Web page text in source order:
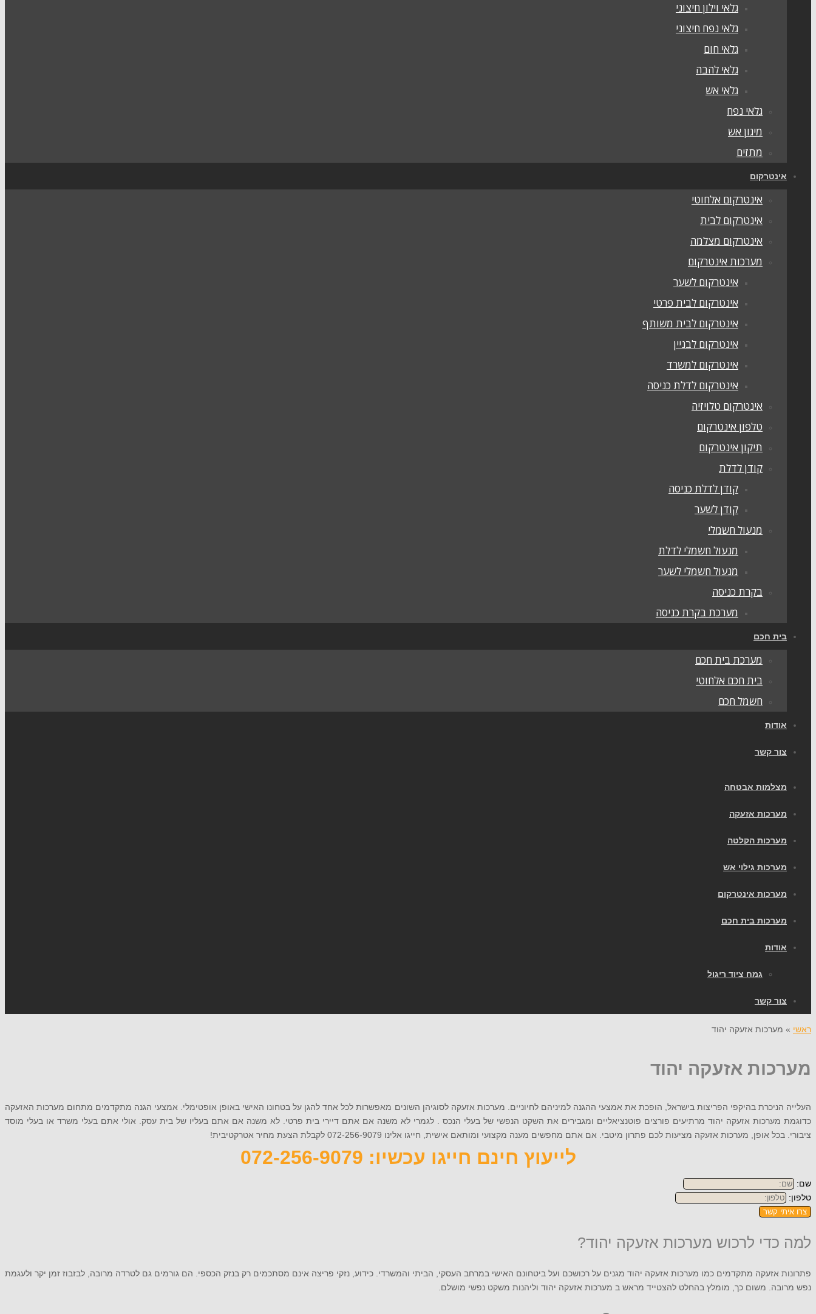
גלאי וילון חיצוני
גלאי נפח חיצוני
גלאי חום
גלאי להבה
גלאי אש
גלאי נפח
מיגון אש
מתזים
אינטרקום
אינטרקום אלחוטי
אינטרקום לבית
אינטרקום מצלמה
מערכות אינטרקום
אינטרקום לשער
אינטרקום לבית פרטי
אינטרקום לבית משותף
אינטרקום לבניין
אינטרקום למשרד
אינטרקום לדלת כניסה
אינטרקום טלויזיה
טלפון אינטרקום
תיקון אינטרקום
קודן לדלת
קודן לדלת כניסה
קודן לשער
מנעול חשמלי
מנעול חשמלי לדלת
מנעול חשמלי לשער
בקרת כניסה
מערכת בקרת כניסה
בית חכם
מערכת בית חכם
בית חכם אלחוטי
חשמל חכם
אודות
צור קשר
מצלמות אבטחה
מערכות אזעקה
מערכות הקלטה
מערכות גילוי אש
מערכות אינטרקום
מערכות בית חכם
אודות
גמח ציוד ריגול
צור קשר
ראשי » מערכות אזעקה יהוד
מערכות אזעקה יהוד
העלייה הניכרת בהיקפי הפריצות בישראל, הופכת את אמצעי ההגנה למיניהם לחיוניים. מערכות אזעקה לסוגיהן השונים מאפשרות לכל אחד להגן על בטחונו האישי באופן אופטימלי. אמצעי הגנה מתקדמים מתחום מערכות האזעקה
כדוגמת מערכות אזעקה יהוד מרתיעים פורצים פוטנציאליים ומגבירים את השקט הנפשי של בעלי הנכס . לגמרי לא משנה אם אתם דיירי בית פרטי. לא משנה אם אתם בעליו של בית עסק. אולי אתם בעלי משרד או בעלי מוסד
ציבורי. בכל אופן, מערכות אזעקה מציעות לכם פתרון מיטבי. אם אתם מחפשים מענה מקצועי ומותאם אישית, חייגו אלינו 072-256-9079 לקבלת הצעת מחיר אטרקטיבית!
לייעוץ חינם חייגו עכשיו: 072-256-9079
שם:
טלפון:
צרו איתי קשר
למה כדי לרכוש מערכות אזעקה יהוד?
פתרונות אזעקה מתקדמים כמו מערכות אזעקה יהוד מגנים על רכושכם ועל ביטחונם האישי במרחב העסקי, הביתי והמשרדי. כידוע, נזקי פריצה אינם מסתכמים רק בנזק הכספי. הם גורמים גם לטרדה מרובה, לבזבוז זמן יקר ולעגמת
נפש מרובה. משום כך, מומלץ בהחלט להצטייד מראש ב מערכות אזעקה יהוד וליהנות משקט נפשי מושלם.